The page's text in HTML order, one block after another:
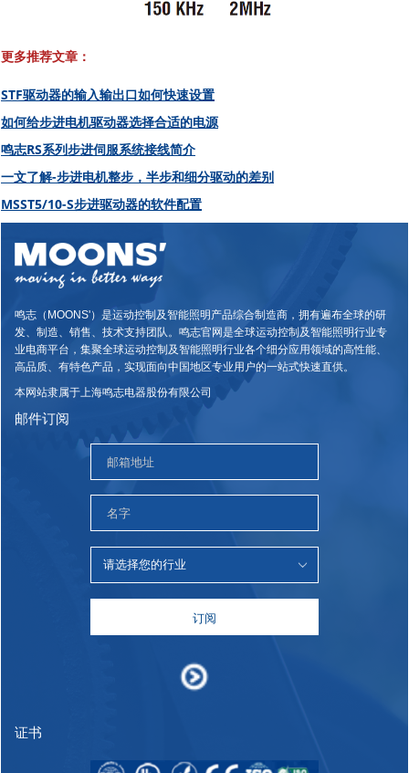
更多推荐文章：
STF驱动器的输入输出口如何快速设置
如何给步进电机驱动器选择合适的电源
鸣志RS系列步进伺服系统接线简介
一文了解-步进电机整步，半步和细分驱动的差别
MSST5/10-S步进驱动器的软件配置
鸣志（MOONS'）是运动控制及智能照明产品综合制造商，拥有遍布全球的研
发、制造、销售、技术支持团队。鸣志官网是全球运动控制及智能照明行业专
业电商平台，集聚全球运动控制及智能照明行业各个细分应用领域的高性能、
高品质、有特色产品，实现面向中国地区专业用户的一站式快速直供。
本网站隶属于上海鸣志电器股份有限公司
邮件订阅
订阅
证书